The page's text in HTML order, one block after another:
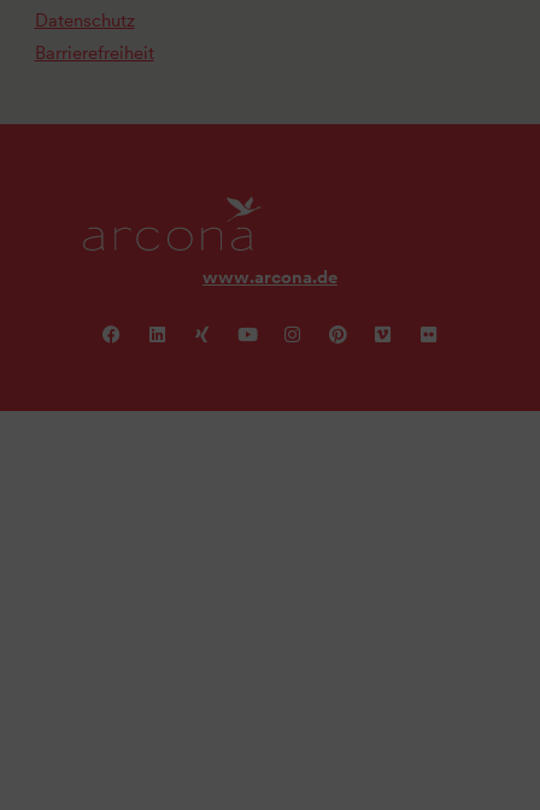
Datenschutz
Barrierefreiheit
www.arcona.de